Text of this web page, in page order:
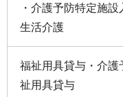
・介護予防特定施設
生活介護
福祉用具貸与・介護
祉用具貸与